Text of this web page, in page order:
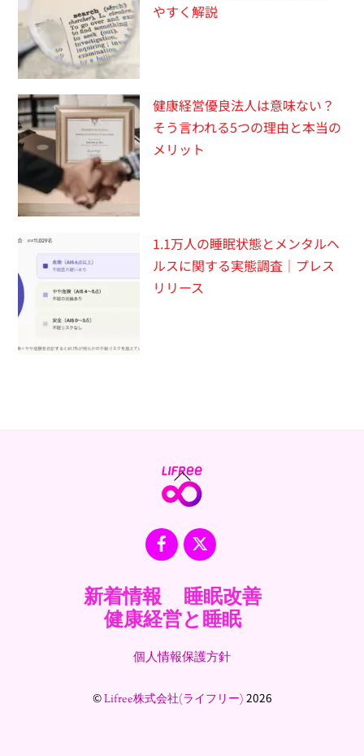
やすく解説
健康経営優良法人は意味ない？
そう言われる5つの理由と本当の
メリット
1.1万人の睡眠状態とメンタルヘ
ルスに関する実態調査｜プレス
リリース
Back
To
Facebook
X
新着情報
睡眠改善
健康経営と睡眠
個人情報保護方針
©Lifree株式会社(ライフリー) 2026